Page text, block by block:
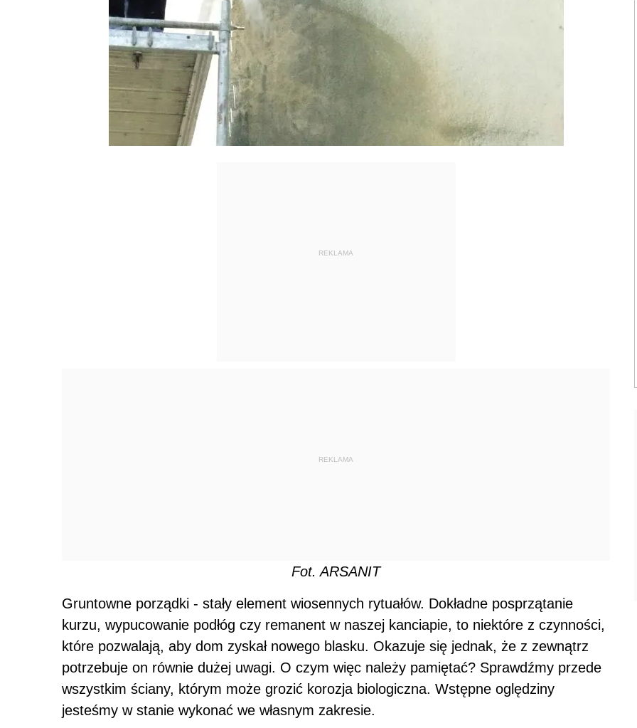
REKLAMA
REKLAMA
Fot. ARSANIT
Gruntowne porządki - stały element wiosennych rytuałów. Dokładne posprzątanie
kurzu, wypucowanie podłóg czy remanent w naszej kanciapie, to niektóre z czynności,
które pozwalają, aby dom zyskał nowego blasku. Okazuje się jednak, że z zewnątrz
potrzebuje on równie dużej uwagi. O czym więc należy pamiętać? Sprawdźmy przede
wszystkim ściany, którym może grozić korozja biologiczna. Wstępne oględziny
jesteśmy w stanie wykonać we własnym zakresie.